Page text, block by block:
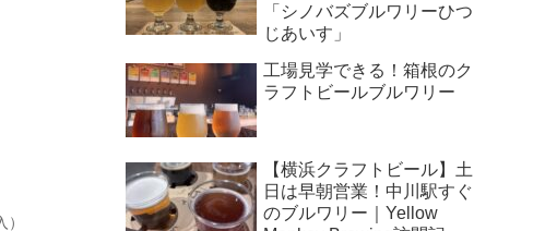
「シノバズブルワリーひつ
じあいす」
工場見学できる！箱根のク
ラフトビールブルワリー
【横浜クラフトビール】土
日は早朝営業！中川駅すぐ
のブルワリー｜Yellow